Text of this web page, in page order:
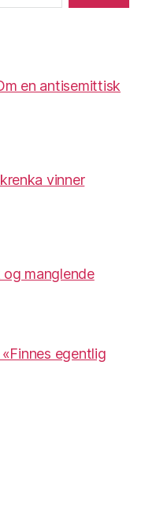
en antisemittisk
vinner
manglende
egentlig